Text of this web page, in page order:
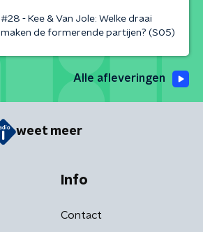
#28 - Kee & Van Jole: Welke draai
maken de formerende partijen? (S05)
Alle afleveringen
weet meer
Info
Contact